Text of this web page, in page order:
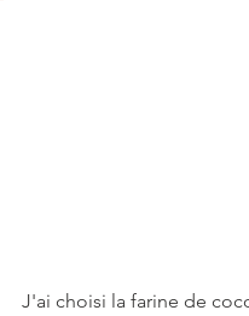
J'ai choisi la farine de